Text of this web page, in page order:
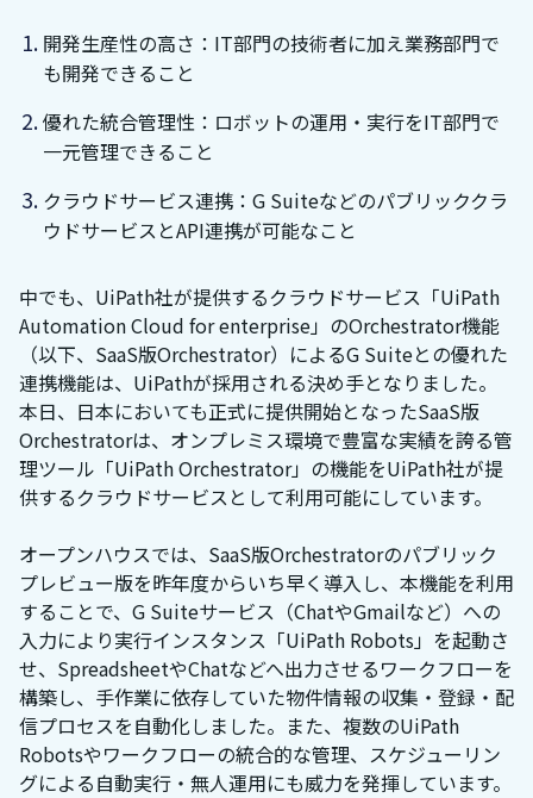
開発生産性の高さ：IT部門の技術者に加え業務部門で
も開発できること
優れた統合管理性：ロボットの運用・実行をIT部門で
一元管理できること
クラウドサービス連携：G Suiteなどのパブリッククラ
ウドサービスとAPI連携が可能なこと
中でも、UiPath社が提供するクラウドサービス「UiPath
Automation Cloud for enterprise」のOrchestrator機能
（以下、SaaS版Orchestrator）によるG Suiteとの優れた
連携機能は、UiPathが採用される決め手となりました。
本日、日本においても正式に提供開始となったSaaS版
Orchestratorは、オンプレミス環境で豊富な実績を誇る管
理ツール「UiPath Orchestrator」の機能をUiPath社が提
供するクラウドサービスとして利用可能にしています。
オープンハウスでは、SaaS版Orchestratorのパブリック
プレビュー版を昨年度からいち早く導入し、本機能を利用
することで、G Suiteサービス（ChatやGmailなど）への
入力により実行インスタンス「UiPath Robots」を起動さ
せ、SpreadsheetやChatなどへ出力させるワークフローを
構築し、手作業に依存していた物件情報の収集・登録・配
信プロセスを自動化しました。また、複数のUiPath
Robotsやワークフローの統合的な管理、スケジューリン
グによる自動実行・無人運用にも威力を発揮しています。